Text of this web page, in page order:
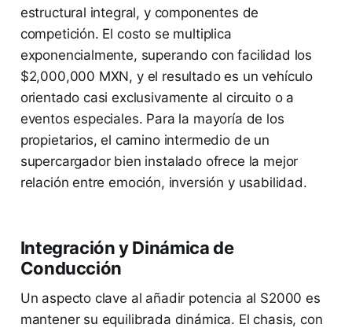
estructural integral, y componentes de
competición. El costo se multiplica
exponencialmente, superando con facilidad los
$2,000,000 MXN, y el resultado es un vehículo
orientado casi exclusivamente al circuito o a
eventos especiales. Para la mayoría de los
propietarios, el camino intermedio de un
supercargador bien instalado ofrece la mejor
relación entre emoción, inversión y usabilidad.
Integración y Dinámica de
Conducción
Un aspecto clave al añadir potencia al S2000 es
mantener su equilibrada dinámica. El chasis, con